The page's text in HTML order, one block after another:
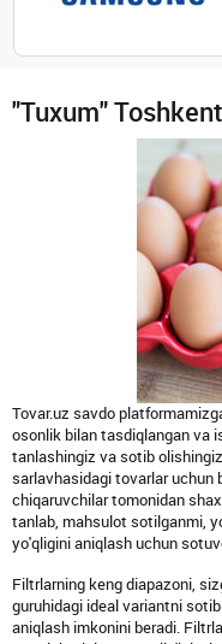
"Tuxum"
Tovar.uz savdo
osonlik bilan tasdiqlangan va
tanlashingiz va sotib
sarlavhasidagi tovarlar uchun
chiqaruvchilar tomonidan
tanlab, mahsulot sotilganmi,
yo'qligini aniqlash uchun
Filtrlarning keng diapazoni,
guruhidagi ideal variantni
aniqlash imkonini beradi.